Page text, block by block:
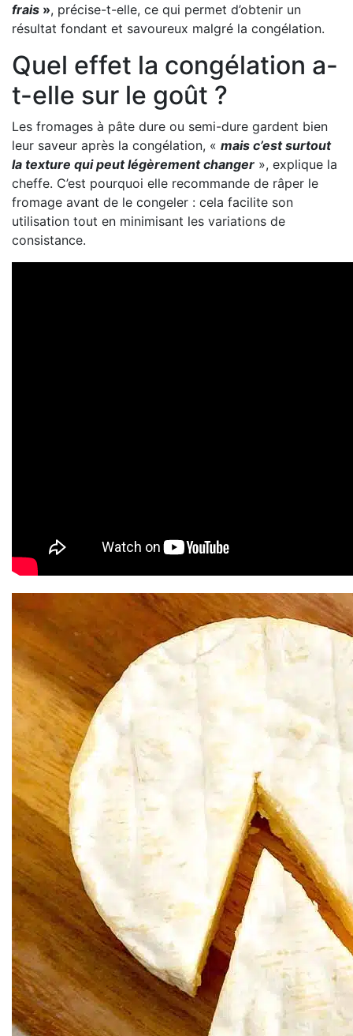
frais », précise-t-elle, ce qui permet d’obtenir un
résultat fondant et savoureux malgré la congélation.
Quel effet la congélation a-
t-elle sur le goût ?
Les fromages à pâte dure ou semi-dure gardent bien
leur saveur après la congélation, « mais c’est surtout
la texture qui peut légèrement changer », explique la
cheffe. C’est pourquoi elle recommande de râper le
fromage avant de le congeler : cela facilite son
utilisation tout en minimisant les variations de
consistance.